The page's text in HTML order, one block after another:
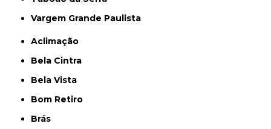
Vargem Grande Paulista
Aclimação
Bela Cintra
Bela Vista
Bom Retiro
Brás